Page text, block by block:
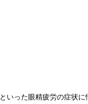
った眼精疲労の症状